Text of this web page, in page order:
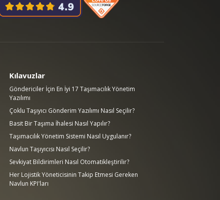
Kılavuzlar
Göndericiler İçin En İyi 17 Taşımacılık Yönetim
Yazılımı
Çoklu Taşıyıcı Gönderim Yazılımı Nasıl Seçilir?
Basit Bir Taşıma İhalesi Nasıl Yapılır?
Taşımacılık Yönetim Sistemi Nasıl Uygulanır?
Navlun Taşıyıcısı Nasıl Seçilir?
Sevkiyat Bildirimleri Nasıl Otomatikleştirilir?
Her Lojistik Yöneticisinin Takip Etmesi Gereken
Navlun KPI'ları